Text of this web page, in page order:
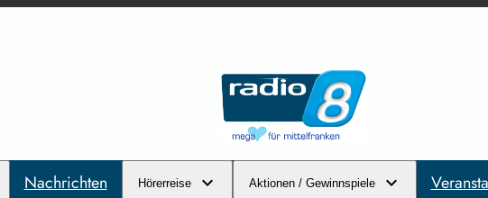
Nachrichten Hörerreise Aktionen / Gewinnspiele